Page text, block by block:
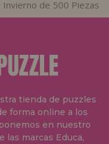
de 500 Piezas
tienda de puzzles
forma online a los
en nuestro
las marcas Educa,